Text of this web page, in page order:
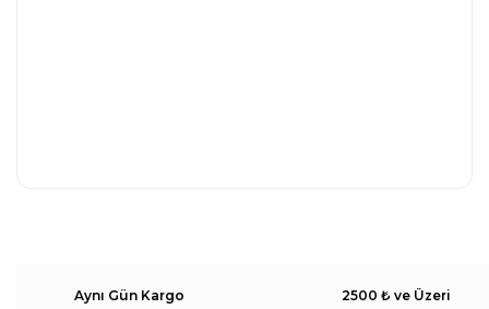
Aynı Gün Kargo
2500 ₺ ve Üzeri